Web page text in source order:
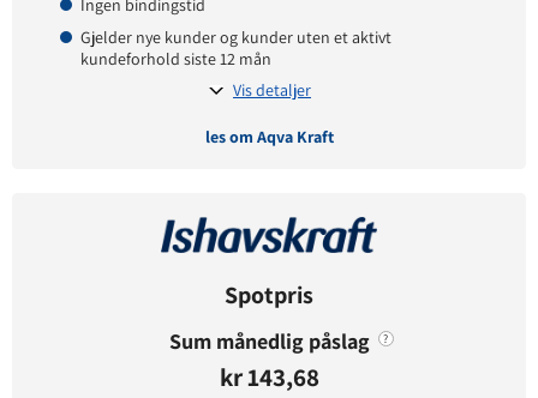
Ingen bindingstid
Gjelder nye kunder og kunder uten et aktivt
kundeforhold siste 12 mån
Vis detaljer
les om Aqva Kraft
Timespot
Tilbud gyldig for: nye kunder
e-post
Spotpris
Sum månedlig påslag ?
kr 143,68